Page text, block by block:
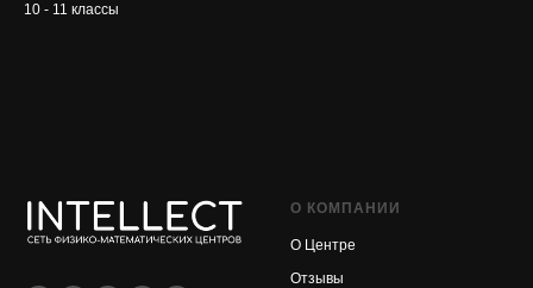
10 - 11 классы
О КОМПАНИИ
О Центре
Отзывы